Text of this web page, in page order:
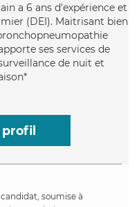
a 6 ans d'expérience et
(DEI). Maitrisant bien
ses services de
de nuit et
soumise à